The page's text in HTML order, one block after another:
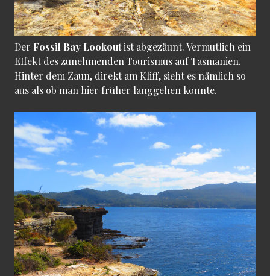
Der Fossil Bay Lookoutist abgezäunt. Vermutlich ein
Effekt des zunehmenden Tourismus auf Tasmanien.
Hinter dem Zaun, direkt am Kliff, sieht es nämlich so
aus als ob man hier früher langgehen konnte.